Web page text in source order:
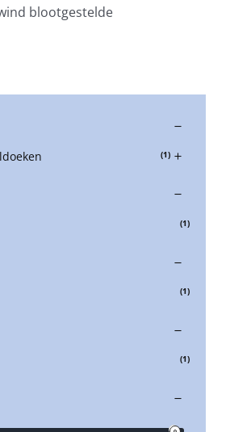
blootgestelde
(1)
(1)
(1)
(1)